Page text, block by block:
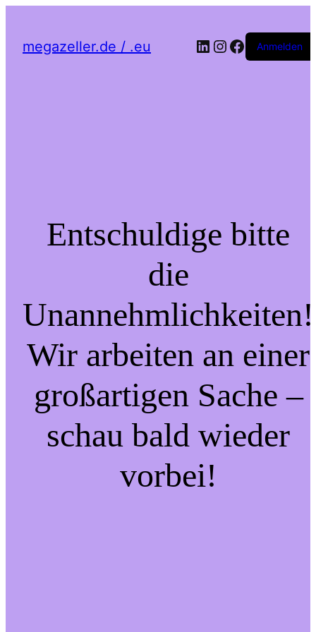
megazeller.de / .eu LinkedIn
Instagram
Facebook
Anmelden
Entschuldige bitte
die
Unannehmlichkeiten!
Wir arbeiten an einer
großartigen Sache –
schau bald wieder
vorbei!